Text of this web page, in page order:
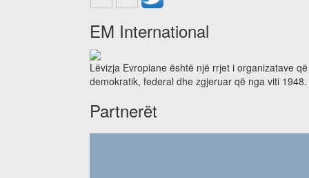
EM International
Lëvizja Evropiane është një rrjet i organizatave
demokratik, federal dhe zgjeruar që nga viti 1948.
Partnerët